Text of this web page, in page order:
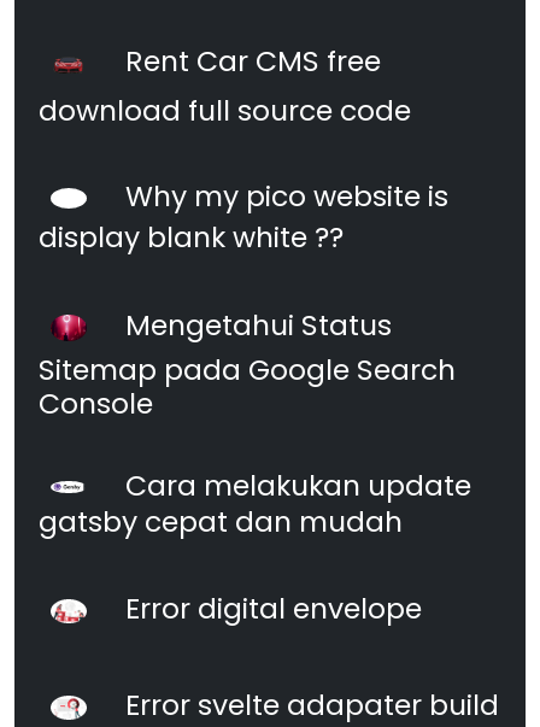
Rent Car CMS free
download full source code
Why my pico website is
display blank white ??
Mengetahui Status
Sitemap pada Google Search
Console
Cara melakukan update
gatsby cepat dan mudah
Error digital envelope
Error svelte adapater build